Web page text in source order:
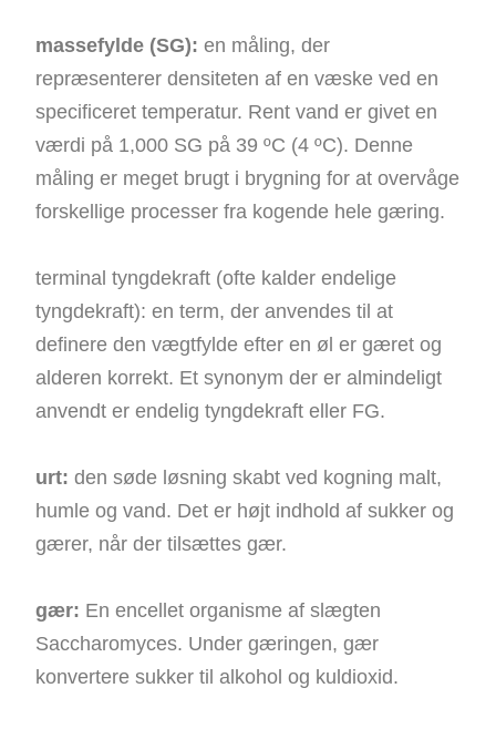
massefylde (SG): en måling, der
repræsenterer densiteten af ​​en væske ved en
specificeret temperatur. Rent vand er givet en
værdi på 1,000 SG på 39 ºC (4 ºC). Denne
måling er meget brugt i brygning for at overvåge
forskellige processer fra kogende hele gæring.
terminal tyngdekraft (ofte kalder endelige
tyngdekraft): en term, der anvendes til at
definere den vægtfylde efter en øl er gæret og
alderen korrekt. Et synonym der er almindeligt
anvendt er endelig tyngdekraft eller FG.
urt: den søde løsning skabt ved kogning malt,
humle og vand. Det er højt indhold af sukker og
gærer, når der tilsættes gær.
gær: En encellet organisme af slægten
Saccharomyces. Under gæringen, gær
konvertere sukker til alkohol og kuldioxid.